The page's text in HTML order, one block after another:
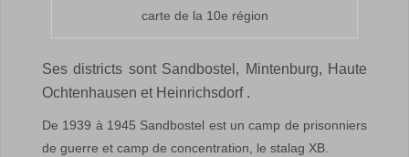
carte de la 10e région
Ses districts sont Sandbostel, Mintenburg, Haute
Ochtenhausen et Heinrichsdorf .
De 1939 à 1945 Sandbostel est un camp de prisonniers
de guerre et camp de concentration, le stalag XB.